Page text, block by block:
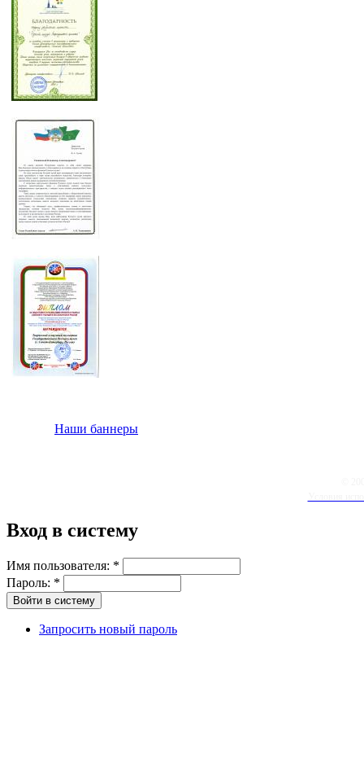
Наши баннеры
Вход в систему
Имя пользователя: *
Пароль: *
Запросить новый пароль